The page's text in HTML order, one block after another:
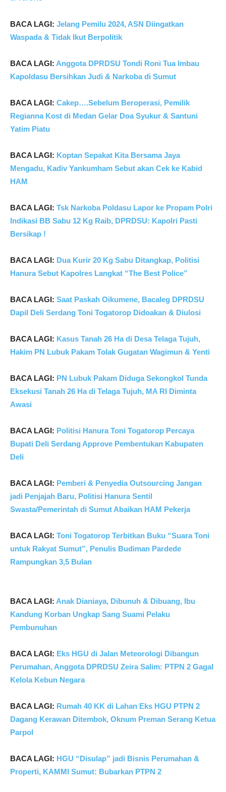
BACA LAGI: Jelang Pemilu 2024, ASN Diingatkan
Waspada & Tidak Ikut Berpolitik
BACA LAGI: Anggota DPRDSU Tondi Roni Tua Imbau
Kapoldasu Bersihkan Judi & Narkoba di Sumut
BACA LAGI: Cakep….Sebelum Beroperasi, Pemilik
Regianna Kost di Medan Gelar Doa Syukur & Santuni
Yatim Piatu
BACA LAGI: Koptan Sepakat Kita Bersama Jaya
Mengadu, Kadiv Yankumham Sebut akan Cek ke Kabid
HAM
BACA LAGI: Tsk Narkoba Poldasu Lapor ke Propam Polri
Indikasi BB Sabu 12 Kg Raib, DPRDSU: Kapolri Pasti
Bersikap !
BACA LAGI: Dua Kurir 20 Kg Sabu Ditangkap, Politisi
Hanura Sebut Kapolres Langkat “The Best Police”
BACA LAGI: Saat Paskah Oikumene, Bacaleg DPRDSU
Dapil Deli Serdang Toni Togatorop Didoakan & Diulosi
BACA LAGI: Kasus Tanah 26 Ha di Desa Telaga Tujuh,
Hakim PN Lubuk Pakam Tolak Gugatan Wagimun & Yenti
BACA LAGI: PN Lubuk Pakam Diduga Sekongkol Tunda
Eksekusi Tanah 26 Ha di Telaga Tujuh, MA RI Diminta
Awasi
BACA LAGI: Politisi Hanura Toni Togatorop Percaya
Bupati Deli Serdang Approve Pembentukan Kabupaten
Deli
BACA LAGI: Pemberi & Penyedia Outsourcing Jangan
jadi Penjajah Baru, Politisi Hanura Sentil
Swasta/Pemerintah di Sumut Abaikan HAM Pekerja
BACA LAGI: Toni Togatorop Terbitkan Buku “Suara Toni
untuk Rakyat Sumut”, Penulis Budiman Pardede
Rampungkan 3,5 Bulan
BACA LAGI: Anak Dianiaya, Dibunuh & Dibuang, Ibu
Kandung Korban Ungkap Sang Suami Pelaku
Pembunuhan
BACA LAGI: Eks HGU di Jalan Meteorologi Dibangun
Perumahan, Anggota DPRDSU Zeira Salim: PTPN 2 Gagal
Kelola Kebun Negara
BACA LAGI: Rumah 40 KK di Lahan Eks HGU PTPN 2
Dagang Kerawan Ditembok, Oknum Preman Serang Ketua
Parpol
BACA LAGI: HGU “Disulap” jadi Bisnis Perumahan &
Properti, KAMMI Sumut: Bubarkan PTPN 2